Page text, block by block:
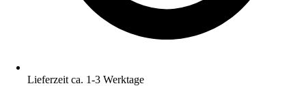
Lieferzeit ca. 1-3 Werktage